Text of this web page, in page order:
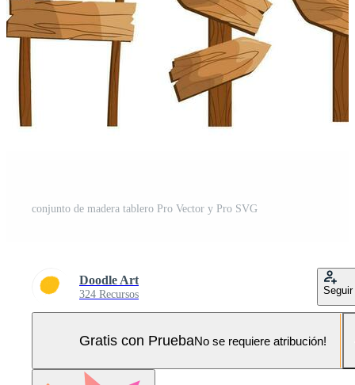
conjunto de madera tablero Pro Vector y Pro SVG
Doodle Art
324 Recursos Seguir
Gratis con PruebaNo se requiere atribución!